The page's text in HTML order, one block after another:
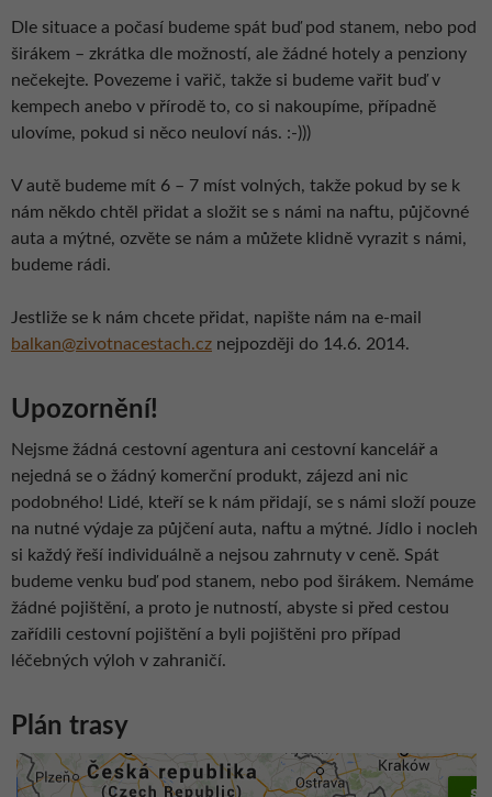
Dle situace a počasí budeme spát buď pod stanem, nebo pod
širákem – zkrátka dle možností, ale žádné hotely a penziony
nečekejte. Povezeme i vařič, takže si budeme vařit buď v
kempech anebo v přírodě to, co si nakoupíme, případně
ulovíme, pokud si něco neuloví nás. :-)))
V autě budeme mít 6 – 7 míst volných, takže pokud by se k
nám někdo chtěl přidat a složit se s námi na naftu, půjčovné
auta a mýtné, ozvěte se nám a můžete klidně vyrazit s námi,
budeme rádi.
Jestliže se k nám chcete přidat, napište nám na e-mail
balkan@zivotnacestach.cz nejpozději do 14.6. 2014.
Upozornění!
Nejsme žádná cestovní agentura ani cestovní kancelář a
nejedná se o žádný komerční produkt, zájezd ani nic
podobného! Lidé, kteří se k nám přidají, se s námi složí pouze
na nutné výdaje za půjčení auta, naftu a mýtné. Jídlo i nocleh
si každý řeší individuálně a nejsou zahrnuty v ceně. Spát
budeme venku buď pod stanem, nebo pod širákem. Nemáme
žádné pojištění, a proto je nutností, abyste si před cestou
zařídili cestovní pojištění a byli pojištěni pro případ
léčebných výloh v zahraničí.
Plán trasy